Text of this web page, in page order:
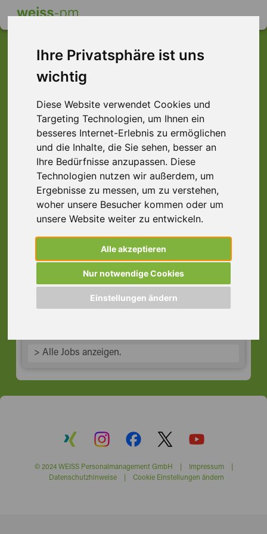
Ihre Privatsphäre ist uns
wichtig
Diese Website verwendet Cookies und
Targeting Technologien, um Ihnen ein
besseres Internet-Erlebnis zu ermöglichen
und die Inhalte, die Sie sehen, besser an
Ihre Bedürfnisse anzupassen. Diese
Technologien nutzen wir außerdem, um
Ergebnisse zu messen, um zu verstehen,
woher unsere Besucher kommen oder um
unsere Website weiter zu entwickeln.
Alle akzeptieren
Nur notwendige Cookies
Einstellungen ändern
Dieser Job ist leider
nicht mehr verfügbar ...
... aber vielleicht ist hier etwas dabei:
Vertriebsassistentin (m/w/d) Teilzeit 25
Std, St. Pauli
20359 Hamburg
> Alle Jobs anzeigen.
© 2024 WEISS Personalmanagement GmbH | Impressum|
Datenschutzhinweise| Cookie Einstellungen ändern